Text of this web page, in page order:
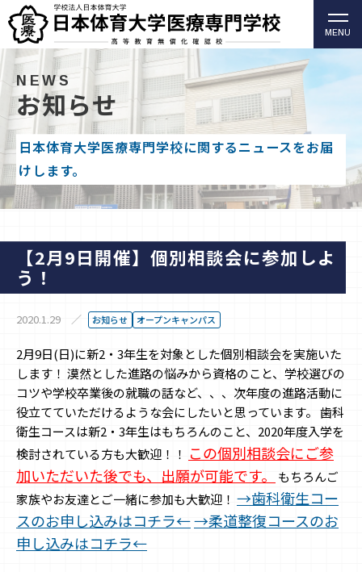
柔道整復師・歯科衛生士の日本体育大学医療専門学校
（高等教育無償化確認校）
MENU
NEWS
お知らせ
日本体育大学医療専門学校に関するニュースをお届
けします。
【2月9日開催】個別相談会に参加しよ
う！
2020.1.29 お知らせ オープンキャンパス
2月9日(日)に新2・3年生を対象とした個別相談会を実施いた
します！ 漠然とした進路の悩みから資格のこと、学校選びの
コツや学校卒業後の就職の話など、、、次年度の進路活動に
役立てていただけるような会にしたいと思っています。 歯科
衛生コースは新2・3年生はもちろんのこと、2020年度入学を
検討されている方も大歓迎！！ この個別相談会にご参
加いただいた後でも、出願が可能です。
もちろんご
家族やお友達とご一緒に参加も大歓迎！ →歯科衛生コー
スのお申し込みはコチラ←→柔道整復コースのお
申し込みはコチラ←